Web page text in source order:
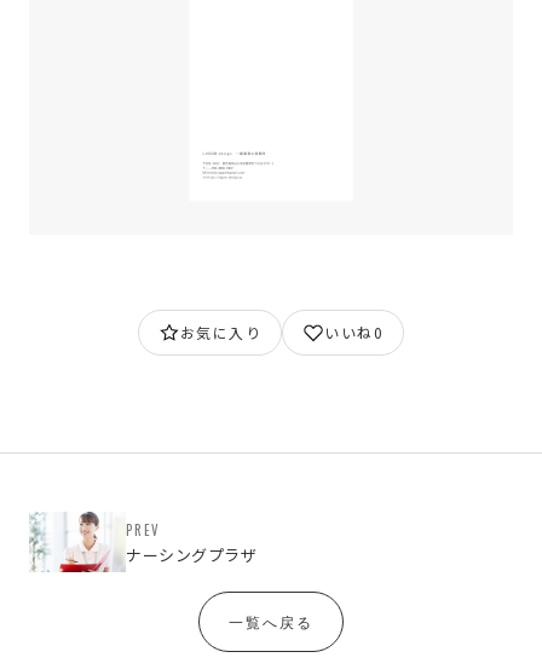
お気に入り いいね0
PREV
ナーシングプラザ
一覧へ戻る